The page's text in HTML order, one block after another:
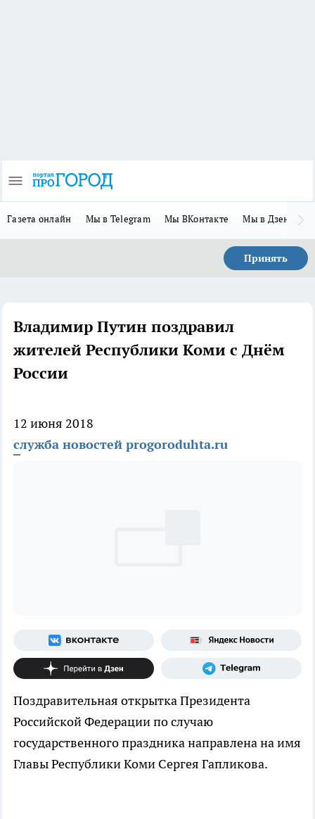
Газета онлайн Мы в Telegram Мы ВКонтакте Мы в Дзене
Принять
Владимир Путин поздравил
жителей Республики Коми с Днём
России
12 июня 2018
служба новостей progoroduhta.ru
Поздравительная открытка Президента
Российской Федерации по случаю
государственного праздника направлена на имя
Главы Республики Коми Сергея Гапликова.